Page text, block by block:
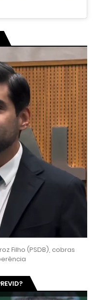
Filho (PSDB), cobras